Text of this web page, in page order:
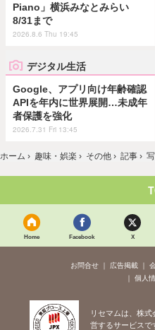
Piano」横浜みなとみらい
8/31まで
2026.8.6 Thu 19:45
デジタル生活
Google、アプリ向け年齢確認
APIを年内に世界展開…未成年
者保護を強化
2026.7.31 Fri 13:45
ホーム › 趣味・娯楽 › その他 › 記事 ›
Home Facebook X
お問合せ 広告掲載
個人
リセマムは、株
営するサービスで